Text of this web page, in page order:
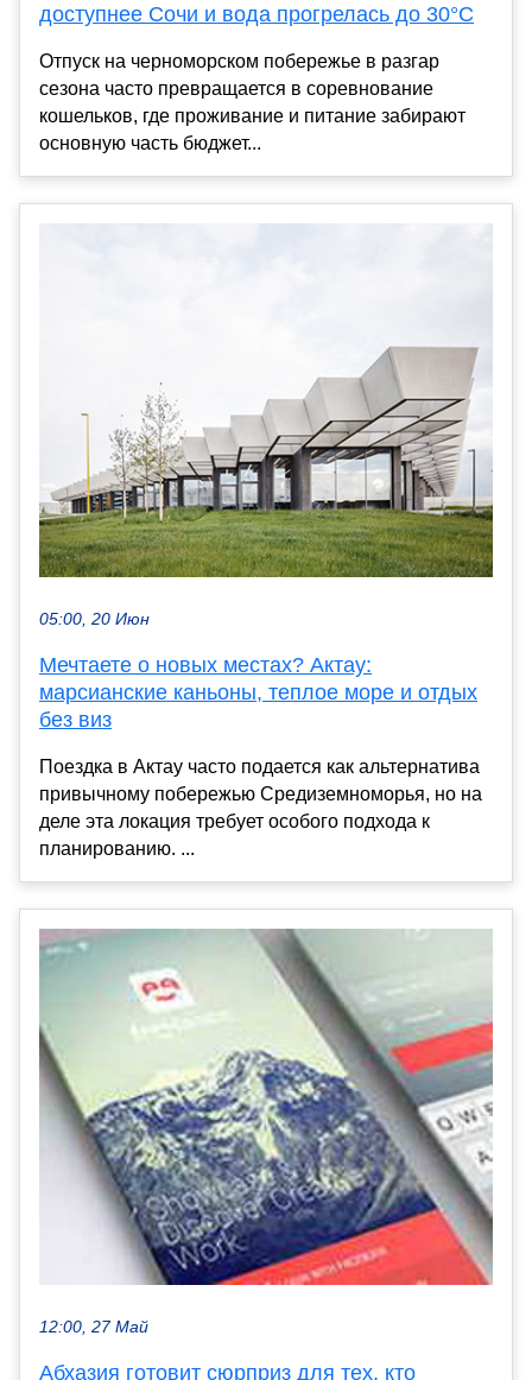
доступнее Сочи и вода прогрелась до 30°C
Отпуск на черноморском побережье в разгар
сезона часто превращается в соревнование
кошельков, где проживание и питание забирают
основную часть бюджет...
05:00, 20 Июн
Мечтаете о новых местах? Актау:
марсианские каньоны, теплое море и отдых
без виз
Поездка в Актау часто подается как альтернатива
привычному побережью Средиземноморья, но на
деле эта локация требует особого подхода к
планированию. ...
12:00, 27 Май
Абхазия готовит сюрприз для тех, кто